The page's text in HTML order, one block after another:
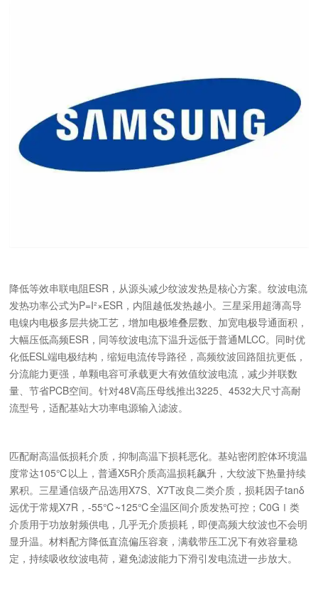
降低等效串联电阻ESR，从源头减少纹波发热是核心方案。纹波电流
发热功率公式为P=I²×ESR，内阻越低发热越小。三星采用超薄高导
电镍内电极多层共烧工艺，增加电极堆叠层数、加宽电极导通面积，
大幅压低高频ESR，同等纹波电流下温升远低于普通MLCC。同时优
化低ESL端电极结构，缩短电流传导路径，高频纹波回路阻抗更低，
分流能力更强，单颗电容可承载更大有效值纹波电流，减少并联数
量、节省PCB空间。针对48V高压母线推出3225、4532大尺寸高耐
流型号，适配基站大功率电源输入滤波。
匹配耐高温低损耗介质，抑制高温下损耗恶化。基站密闭腔体环境温
度常达105℃以上，普通X5R介质高温损耗飙升，大纹波下热量持续
累积。三星通信级产品选用X7S、X7T改良二类介质，损耗因子tanδ
远优于常规X7R，-55℃~125℃全温区间介质发热可控；C0GⅠ类
介质用于功放射频供电，几乎无介质损耗，即便高频大纹波也不会明
显升温。材料配方降低直流偏压容衰，满载带压工况下有效容量稳
定，持续吸收纹波电荷，避免滤波能力下滑引发电流进一步放大。